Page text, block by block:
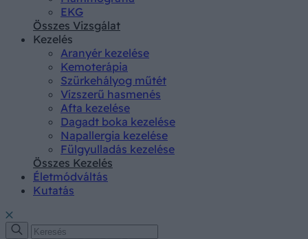
EKG
Összes Vizsgálat
Kezelés
Aranyér kezelése
Kemoterápia
Szürkehályog műtét
Vízszerű hasmenés
Afta kezelése
Dagadt boka kezelése
Napallergia kezelése
Fülgyulladás kezelése
Összes Kezelés
Életmódváltás
Kutatás